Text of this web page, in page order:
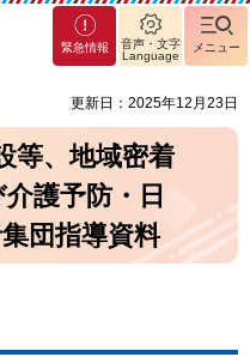
緊急情報
音声・文字
Language
メニュー
更新日：2025年12月23日
等、地域密着
護予防・日
団指導資料